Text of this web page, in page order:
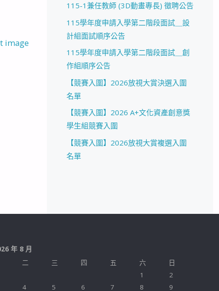
image
115-1兼任教師 (3D動畫專長) 徵聘公告
115學年度申請入學第二階段面試＿設
計組面試順序公告
115學年度申請入學第二階段面試＿創
作組順序公告
【競賽入圍】2026放視大賞決選入圍
名單
【競賽入圍】2026 A+文化資產創意獎
學生組競賽入圍
【競賽入圍】2026放視大賞複選入圍
名單
年 8 月
二
三 四 五 六
日
1
2
4
5 6 7 8 9